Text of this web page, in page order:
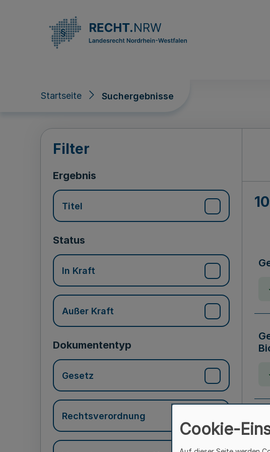
Startseite Suchergebnisse
Suchergebnisse
Filter
Ergebnis
Titel
Status
In Kraft
Außer Kraft
Dokumententyp
Gesetz
Rechtsverordnung
Cookie-